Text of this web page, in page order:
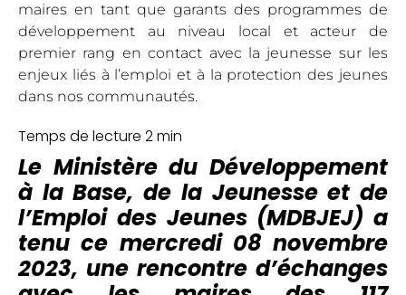
maires en tant que garants des programmes de
développement au niveau local et acteur de
premier rang en contact avec la jeunesse sur les
enjeux liés à l’emploi et à la protection des jeunes
dans nos communautés.
Le Ministère du Développement
à la Base, de la Jeunesse et de
l’Emploi des Jeunes (MDBJEJ) a
tenu ce mercredi 08 novembre
2023, une rencontre d’échanges